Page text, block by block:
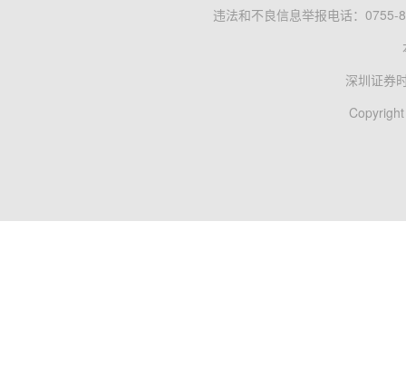
违法和不良信息举报电话：0755-
深圳证券